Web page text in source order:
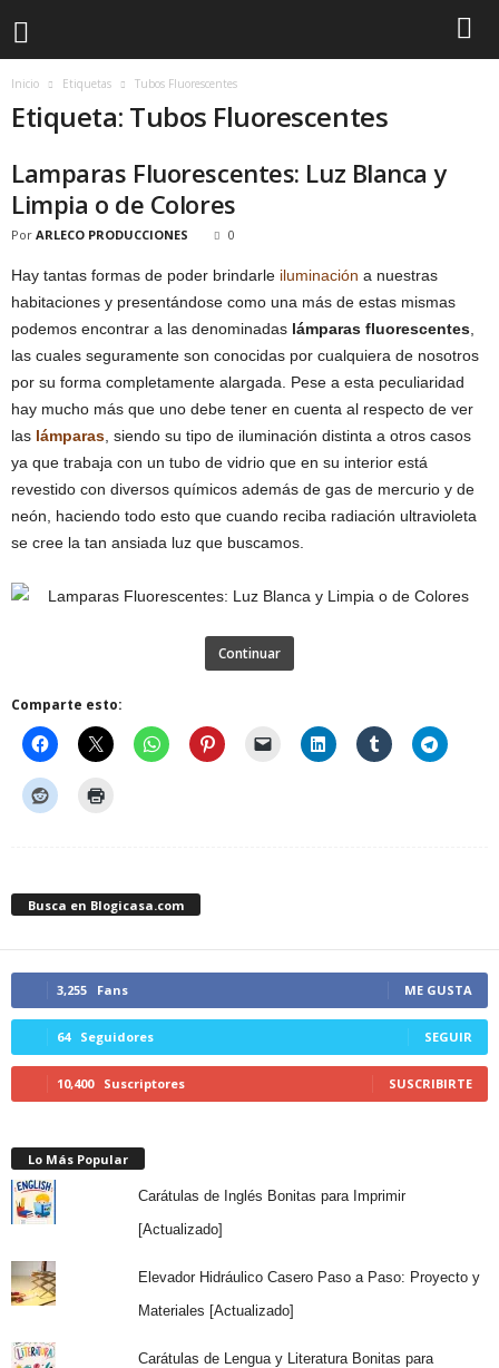
Inicio Etiquetas Tubos Fluorescentes
Etiqueta: Tubos Fluorescentes
Lamparas Fluorescentes: Luz Blanca y
Limpia o de Colores
Por ARLECO PRODUCCIONES 0
Hay tantas formas de poder brindarle iluminación a nuestras
habitaciones y presentándose como una más de estas mismas
podemos encontrar a las denominadas lámparas fluorescentes
las cuales seguramente son conocidas por cualquiera de nosotros
por su forma completamente alargada. Pese a esta peculiaridad
hay mucho más que uno debe tener en cuenta al respecto de ver
las lámparas , siendo su tipo de iluminación distinta a otros casos
ya que trabaja con un tubo de vidrio que en su interior está
revestido con diversos químicos además de gas de mercurio y de
neón, haciendo todo esto que cuando reciba radiación ultravioleta
se cree la tan ansiada luz que buscamos.
Continuar
Comparte esto:
Busca en Blogicasa.com
3,255 Fans ME GUSTA
64 Seguidores SEGUIR
10,400 Suscriptores SUSCRIBIRTE
Lo Más Popular
Carátulas de Inglés Bonitas para Imprimir
[Actualizado]
Elevador Hidráulico Casero Paso a Paso: Proyecto y
Materiales [Actualizado]
Carátulas de Lengua y Literatura Bonitas para